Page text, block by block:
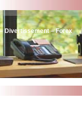
Divertissement – Forex